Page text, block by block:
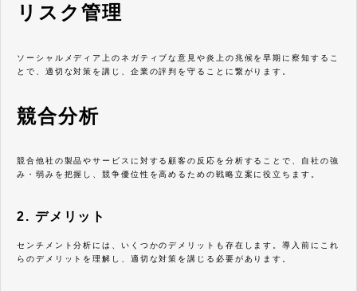
リスク管理
ソーシャルメディア上のネガティブな意見や炎上の兆候を早期に察知するこ
とで、適切な対策を講じ、企業の評判を守ることに繋がります。
競合分析
競合他社の製品やサービスに対する顧客の反応を分析することで、自社の強
み・弱みを把握し、競争優位性を高めるための戦略立案に役立ちます。
2. デメリット
センチメント分析には、いくつかのデメリットも存在します。導入前にこれ
らのデメリットを理解し、適切な対策を講じる必要があります。